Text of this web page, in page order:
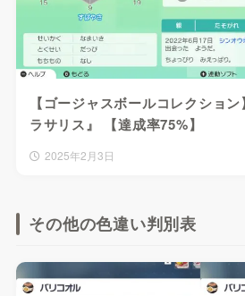
【ゴージャスボールコレクショ
ラサリス』 【達成率75%】
2025年2月3日
その他の色違い判別表